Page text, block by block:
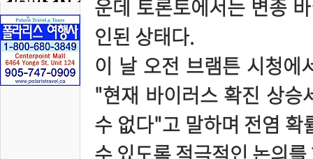
운데 토론토에서는 변종
인된 상태다.
이 날 오전 브램튼 시청에
"현재 바이러스 확진 상승
수 없다"고 말하며 전염 확